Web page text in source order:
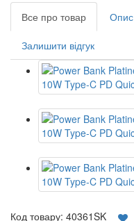
Все про товар Опис
Залишити відгук
Код товару: 40361SK